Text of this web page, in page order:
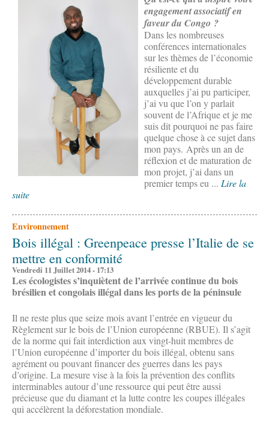
engagement associatif en
faveur du Congo ?
Dans les nombreuses
conférences internationales
sur les thèmes de l’économie
résiliente et du
développement durable
auxquelles j’ai pu participer,
j’ai vu que l’on y parlait
souvent de l’Afrique et je me
suis dit pourquoi ne pas faire
quelque chose à ce sujet dans
mon pays. Après un an de
réflexion et de maturation de
mon projet, j’ai dans un
premier temps eu ... Lire la
suite
Environnement
Bois illégal : Greenpeace presse l’Italie de se
mettre en conformité
Vendredi 11 Juillet 2014 - 17:13
Les écologistes s’inquiètent de l’arrivée continue du bois
brésilien et congolais illégal dans les ports de la péninsule
Il ne reste plus que seize mois avant l’entrée en vigueur du
Règlement sur le bois de l’Union européenne (RBUE). Il s’agit
de la norme qui fait interdiction aux vingt-huit membres de
l’Union européenne d’importer du bois illégal, obtenu sans
agrément ou pouvant financer des guerres dans les pays
d’origine. La mesure vise à la fois la prévention des conflits
interminables autour d’une ressource qui peut être aussi
précieuse que du diamant et la lutte contre les coupes illégales
qui accélèrent la déforestation mondiale.